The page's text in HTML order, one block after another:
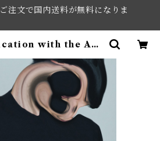
注文で国内送料が無料になりま
with the Agg
- ONLINE SHOP